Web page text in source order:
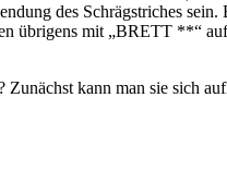
des Schrägstriches
übrigens mit „BRETT **“
kann man sie sich